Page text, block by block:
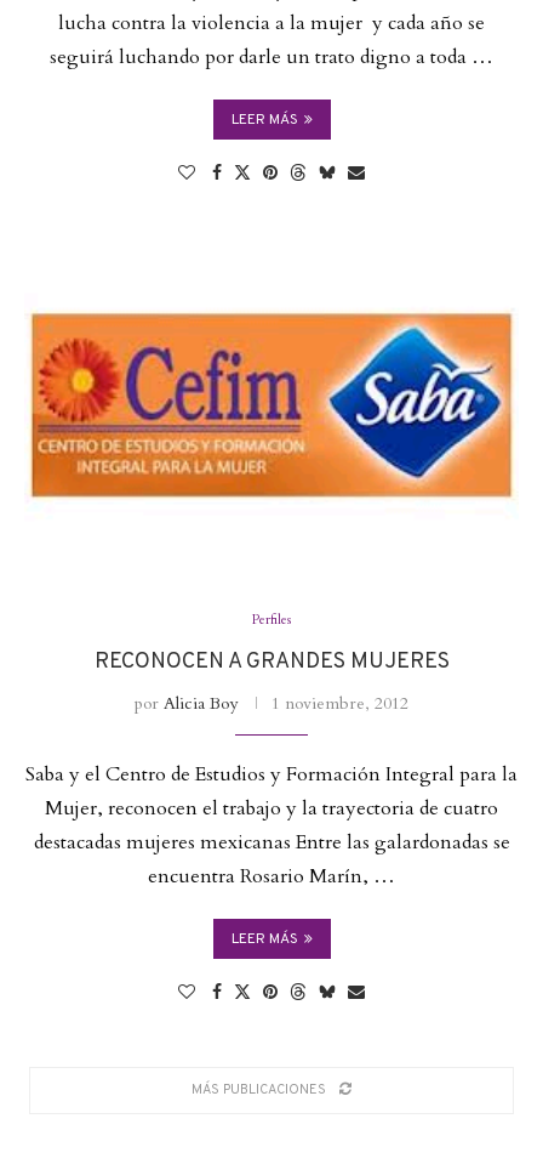
lucha contra la violencia a la mujer y cada año se
seguirá luchando por darle un trato digno a toda …
LEER MÁS
Perfiles
RECONOCEN A GRANDES MUJERES
por Alicia Boy 1 noviembre, 2012
Saba y el Centro de Estudios y Formación Integral para la
Mujer, reconocen el trabajo y la trayectoria de cuatro
destacadas mujeres mexicanas Entre las galardonadas se
encuentra Rosario Marín, …
LEER MÁS
MÁS PUBLICACIONES